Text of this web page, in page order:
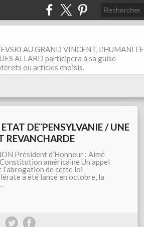
AU GRAND VINCENT, L'HUMANITE
ALLARD participera à sa guise
ou articles choisis.
DE¨PENSYLVANIE / UNE
REVANCHARDE
Président d’Honneur : Aimé
américaine Un appel
de cette loi
a été lancé en octobre, la